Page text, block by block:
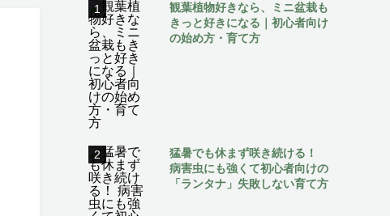
1
観葉植物好きなら、ミニ盆栽も
きっと好きになる｜初心者向け
の始め方・育て方
2
猛暑でも休まず咲き続ける！
病害虫にも強くて初心者向けの
「ランタナ」失敗しない育て方